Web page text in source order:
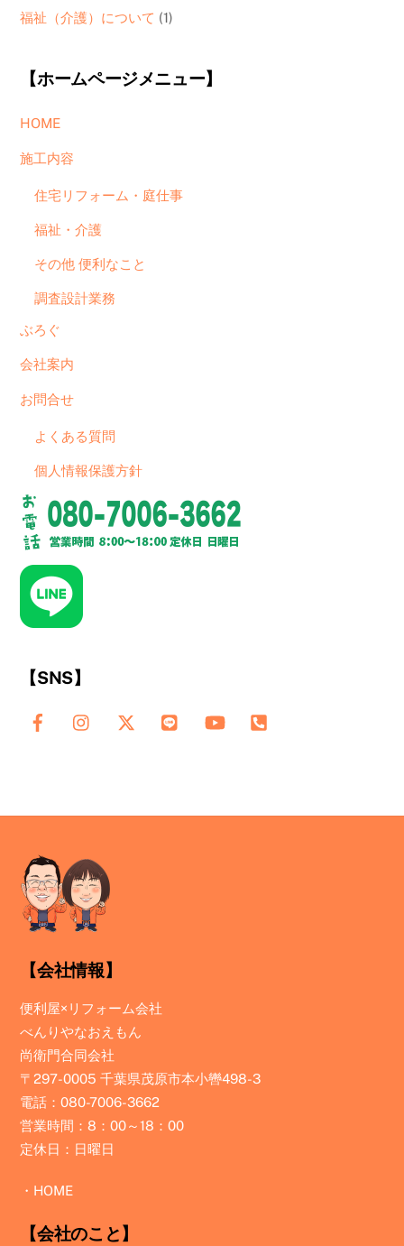
福祉（介護）について (1)
【ホームページメニュー】
HOME
施工内容
住宅リフォーム・庭仕事
福祉・介護
その他 便利なこと
調査設計業務
ぶろぐ
会社案内
お問合せ
よくある質問
個人情報保護方針
【SNS】
【会社情報】
便利屋×リフォーム会社
べんりやなおえもん
尚衛門合同会社
〒297-0005 千葉県茂原市本小轡498-3
電話：080-7006-3662
営業時間：8：00～18：00
定休日：日曜日
・ HOME
【会社のこと】